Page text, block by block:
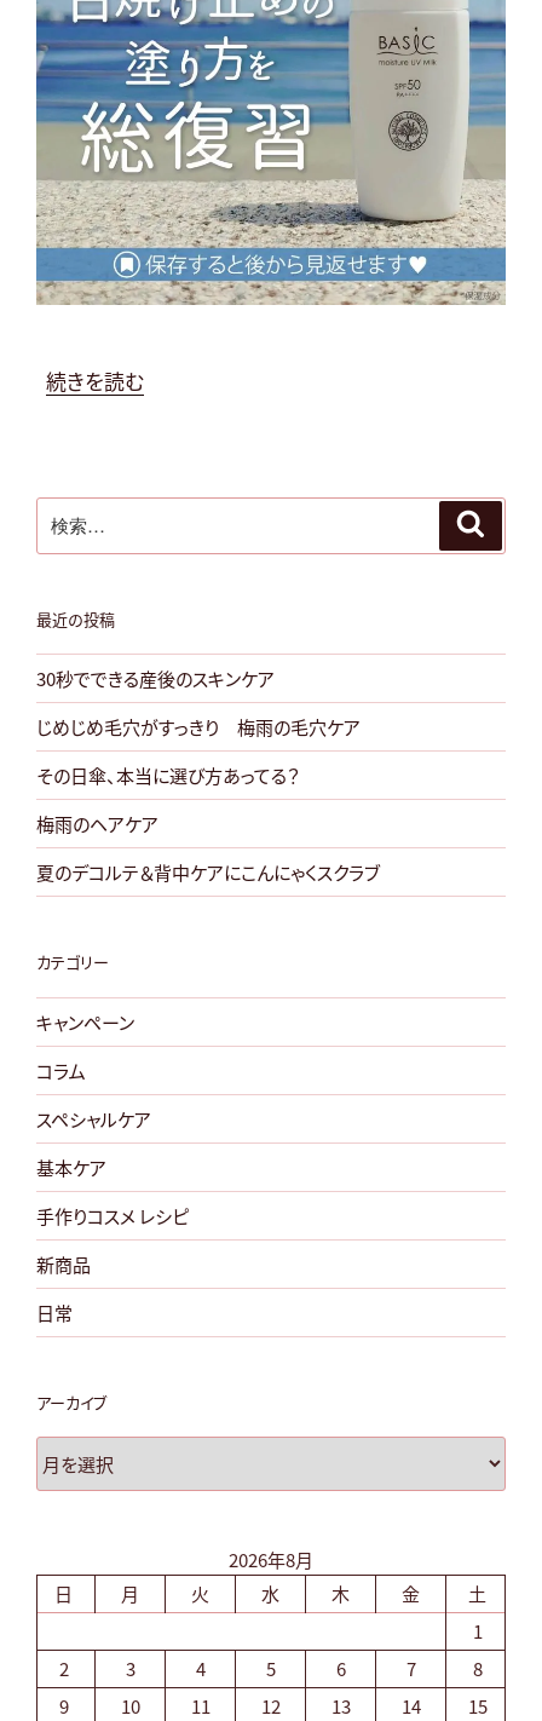
“ゴ
ン
ウ
ー
ク
の
前
に
日
焼
け
止
の
塗
り
方
を
復
習！”
の
続きを読む
索:
最近の投稿
30秒でできる産後のスキンケア
じめじめ毛穴がすっきり 梅雨の毛穴ケア
その日傘、本当に選び方あってる？
梅雨のヘアケア
夏のデコルテ＆背中ケアにこんにゃくスクラブ
カテゴリー
キャンペーン
コラム
スペシャルケア
基本ケア
手作りコスメ レシピ
新商品
日常
アーカイブ
ー
2026年8月
日
月 火 水 木 金
土
1
2
3 4 5 6 7
8
9
10 11 12 13 14
15